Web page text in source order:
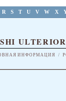
R S T U V W X
ИНФОРМАЦИЯ /